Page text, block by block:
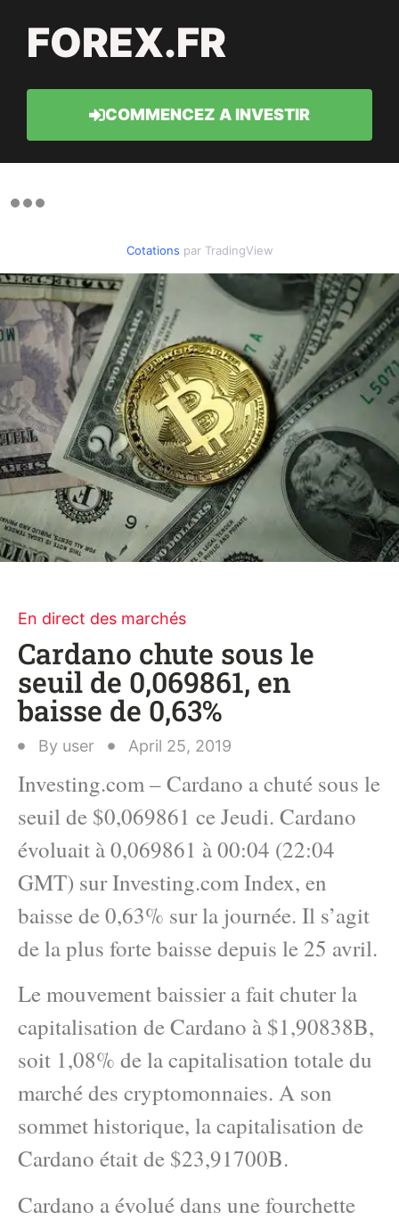
FOREX.FR
COMMENCEZ A INVESTIR
Cotations par TradingView
En direct des marchés
Cardano chute sous le
seuil de 0,069861, en
baisse de 0,63%
By user April 25, 2019
Investing.com – Cardano a chuté sous le
seuil de $0,069861 ce Jeudi. Cardano
évoluait à 0,069861 à 00:04 (22:04
GMT) sur Investing.com Index, en
baisse de 0,63% sur la journée. Il s’agit
de la plus forte baisse depuis le 25 avril.
Le mouvement baissier a fait chuter la
capitalisation de Cardano à $1,90838B,
soit 1,08% de la capitalisation totale du
marché des cryptomonnaies. A son
sommet historique, la capitalisation de
Cardano était de $23,91700B.
Cardano a évolué dans une fourchette